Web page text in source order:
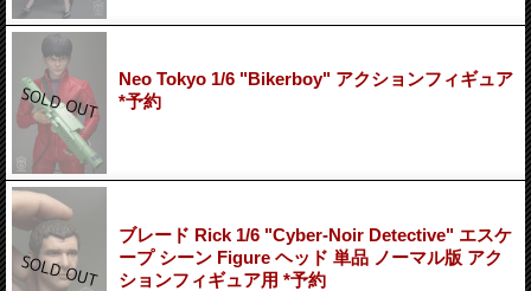
Neo Tokyo 1/6 "Bikerboy" アクションフィギュア
*予約
ブレード Rick 1/6 "Cyber-Noir Detective" エスケ
ープ シーン Figure ヘッド 単品 ノーマル版 アク
ションフィギュア用 *予約